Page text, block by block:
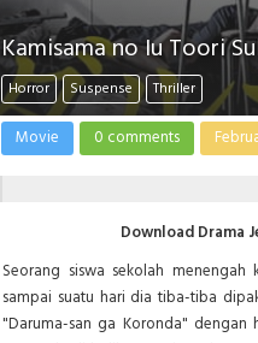
Kamisama no Iu Toori
Horror Suspense Thriller
Movie 0 comments
Download Drama
Seorang siswa sekolah
sampai suatu hari dia tiba-tiba
"Daruma-san ga Koronda" dengan